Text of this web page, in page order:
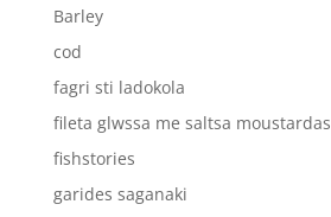
Barley
cod
fagri sti ladokola
fileta glwssa me saltsa moustardas
fishstories
garides saganaki